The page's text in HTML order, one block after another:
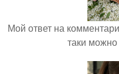
Мой ответ на
таки